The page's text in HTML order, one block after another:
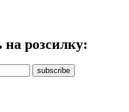
на розсилку:
subscribe